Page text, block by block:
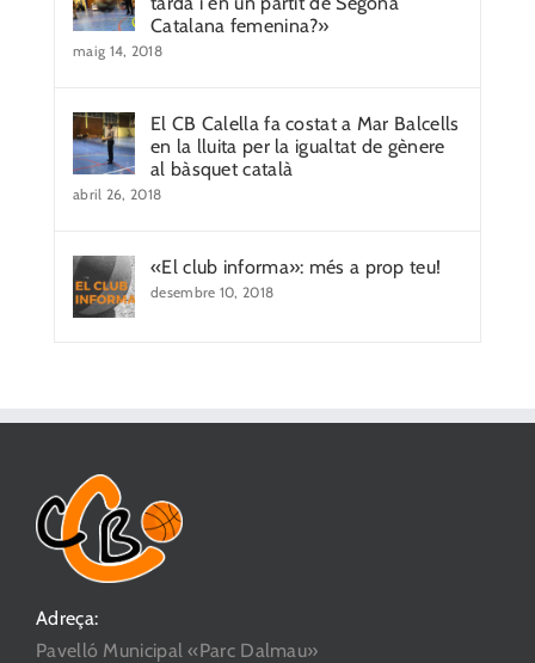
Catalana femenina?»
maig 14, 2018
El CB Calella fa costat a Mar Balcells
en la lluita per la igualtat de gènere
al bàsquet català
abril 26, 2018
«El club informa»: més a prop teu!
desembre 10, 2018
Adreça:
Pavelló Municipal «Parc Dalmau»